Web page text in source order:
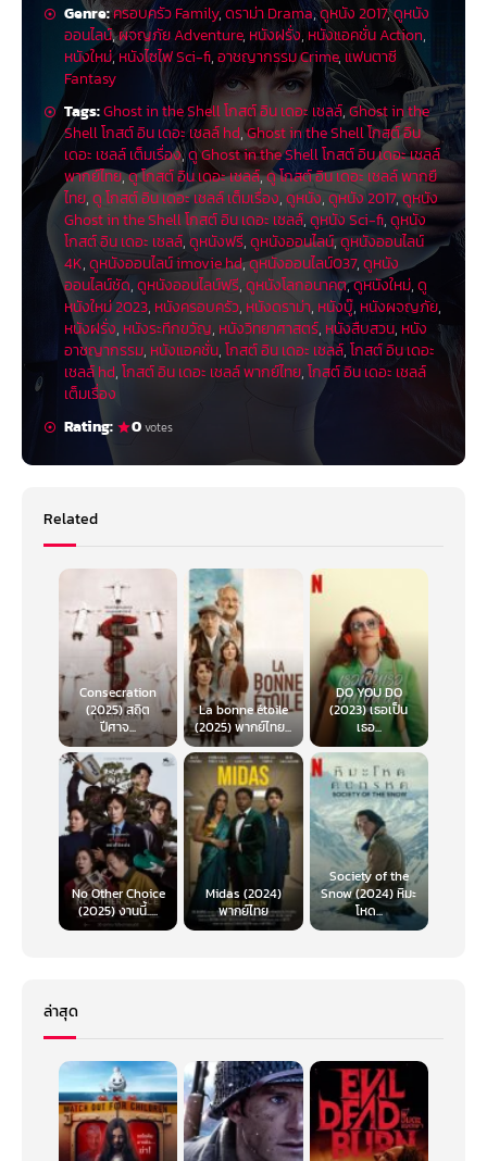
Genre:ครอบครัว Family,ดราม่า Drama,ดูหนัง 2017,ดูหนัง
ออนไลน์,ผจญภัย Adventure, หนังฝรั่ง,หนังแอคชั่น Action,
หนังใหม่, หนังไซไฟ Sci-fi,อาชญากรรม Crime, แฟนตาซี
Fantasy
Tags:Ghost in the Shell โกสต์ อิน เดอะ เชลล์,Ghost in the
Shell โกสต์ อิน เดอะ เชลล์ hd,Ghost in the Shell โกสต์ อิน
เดอะ เชลล์ เต็มเรื่อง,ดู Ghost in the Shell โกสต์ อิน เดอะ เชลล์
พากย์ไทย,ดู โกสต์ อิน เดอะ เชลล์,ดู โกสต์ อิน เดอะ เชลล์ พากยื
ไทย,ดู โกสต์ อิน เดอะ เชลล์ เต็มเรื่อง,ดูหนัง,ดูหนัง 2017,ดูหนัง
Ghost in the Shell โกสต์ อิน เดอะ เชลล์,ดูหนัง Sci-fi,ดูหนัง
โกสต์ อิน เดอะ เชลล์,ดูหนังฟรี,ดูหนังออนไลน์,ดูหนังออนไลน์
4K,ดูหนังออนไลน์ imovie hd,ดูหนังออนไลน์037,ดูหนัง
ออนไลน์ชัด,ดูหนังออนไลน์ฟรี,ดูหนังโลกอนาคต,ดูหนังใหม่,ดู
หนังใหม่ 2023, หนังครอบครัว, หนังดราม่า, หนังบู๊, หนังผจญภัย,
หนังฝรั่ง, หนังระทึกขวัญ, หนังวิทยาศาสตร์, หนังสืบสวน, หนัง
อาชญากรรม, หนังแอคชั่น,โกสต์ อิน เดอะ เชลล์,โกสต์ อิน เดอะ
เชลล์ hd,โกสต์ อิน เดอะ เชลล์ พากย์ไทย,โกสต์ อิน เดอะ เชลล์
เต็มเรื่อง
Rating:
0votes
Related
Consecration
(2025) สถิต
ปีศาจ...
La bonne étoile
(2025) พากย์ไทย...
DO YOU DO
(2023) เธอเป็น
เธอ...
No Other Choice
(2025) งานนี้.....
Midas (2024)
พากย์ไทย
Society of the
Snow (2024) หิมะ
โหด...
ล่าสุด